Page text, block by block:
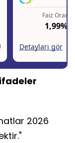
ifadeler
2026